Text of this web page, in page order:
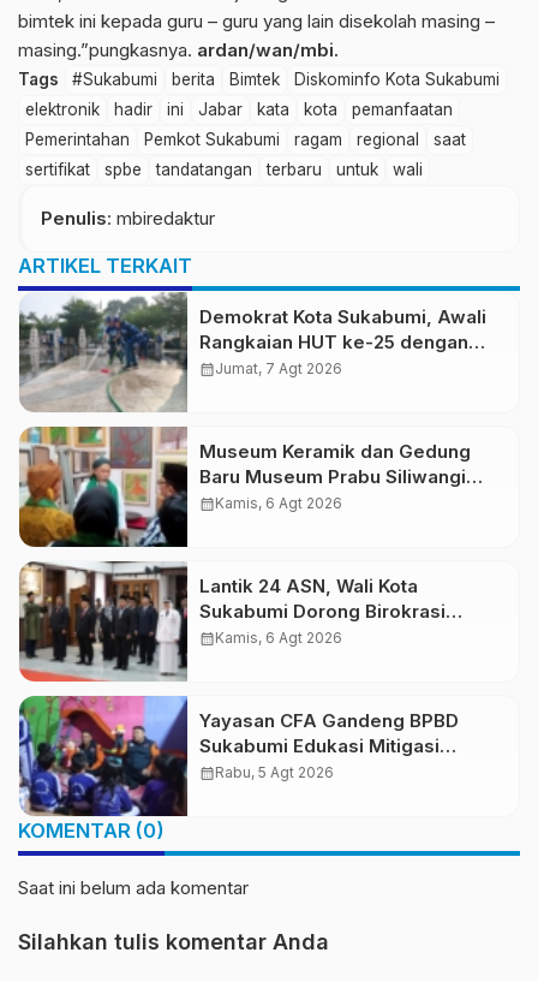
bimtek ini kepada guru – guru yang lain disekolah masing –
masing.”pungkasnya. ardan/wan/mbi.
Tags #Sukabumi berita Bimtek
Diskominfo Kota Sukabumi
elektronik
hadir ini Jabar kata kota
pemanfaatan
Pemerintahan
Pemkot Sukabumi ragam regional
saat
sertifikat
spbe tandatangan terbaru untuk wali
Penulis: mbiredaktur
ARTIKEL TERKAIT
Demokrat Kota Sukabumi, Awali
Rangkaian HUT ke-25 dengan
Aksi Bersih Masjid Agung dan
calendar_monthJumat, 7 Agt 2026
Museum Keramik dan Gedung
Baru Museum Prabu Siliwangi
Diresmikan, Ponpes Al-Fath
calendar_monthKamis, 6 Agt 2026
Lantik 24 ASN, Wali Kota
Sukabumi Dorong Birokrasi
Profesional dan Adaptif
calendar_monthKamis, 6 Agt 2026
Yayasan CFA Gandeng BPBD
Sukabumi Edukasi Mitigasi
Bencana untuk Anak Usia Dini
calendar_monthRabu, 5 Agt 2026
KOMENTAR (0)
Saat ini belum ada komentar
Silahkan tulis komentar Anda